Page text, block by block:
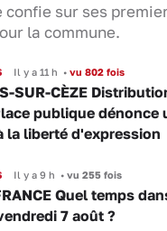
confie sur ses
la commune.
Il y a 11 h •vu 802 fois
SUR-CÈZE
publique dénonce
la liberté d'expression
Il y a 9 h •vu 255 fois
Quel temps
7 août ?